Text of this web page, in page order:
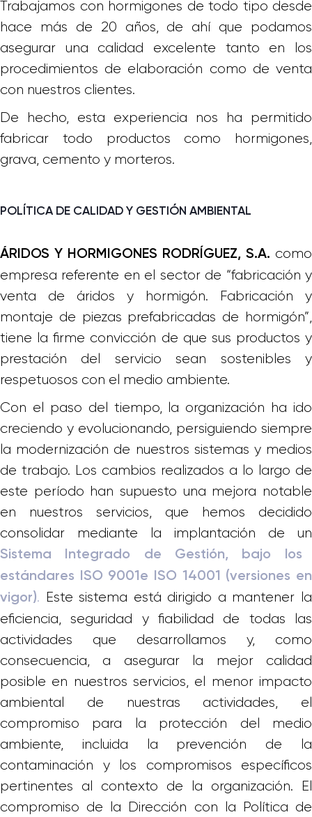
Trabajamos con hormigones de todo tipo desde
hace más de 20 años, de ahí que podamos
asegurar una calidad excelente tanto en los
procedimientos de elaboración como de venta
con nuestros clientes.
De hecho, esta experiencia nos ha permitido
fabricar todo productos como hormigones,
grava, cemento y morteros.
POLÍTICA DE CALIDAD Y GESTIÓN AMBIENTAL
ÁRIDOS Y HORMIGONES RODRÍGUEZ, S.A. como
empresa referente en el sector de “fabricación y
venta de áridos y hormigón. Fabricación y
montaje de piezas prefabricadas de hormigón”,
tiene la firme convicción de que sus productos y
prestación del servicio sean sostenibles y
respetuosos con el medio ambiente.
Con el paso del tiempo, la organización ha ido
creciendo y evolucionando, persiguiendo siempre
la modernización de nuestros sistemas y medios
de trabajo. Los cambios realizados a lo largo de
este período han supuesto una mejora notable
en nuestros servicios, que hemos decidido
consolidar mediante la implantación de un
Sistema Integrado de Gestión, bajo los
estándares ISO 9001e ISO 14001 (versiones en
vigor). Este sistema está dirigido a mantener la
eficiencia, seguridad y fiabilidad de todas las
actividades que desarrollamos y, como
consecuencia, a asegurar la mejor calidad
posible en nuestros servicios, el menor impacto
ambiental de nuestras actividades, el
compromiso para la protección del medio
ambiente, incluida la prevención de la
contaminación y los compromisos específicos
pertinentes al contexto de la organización. El
compromiso de la Dirección con la Política de